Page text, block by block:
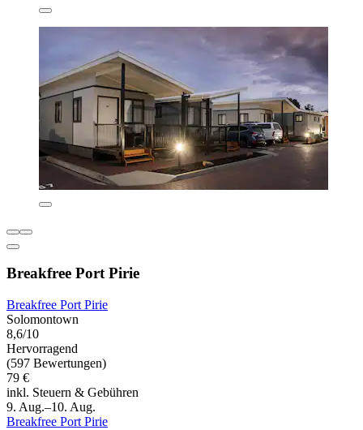
Breakfree Port Pirie
Breakfree Port Pirie
Solomontown
8,6/10
Hervorragend
(597 Bewertungen)
79 €
inkl. Steuern & Gebühren
9. Aug.–10. Aug.
Breakfree Port Pirie